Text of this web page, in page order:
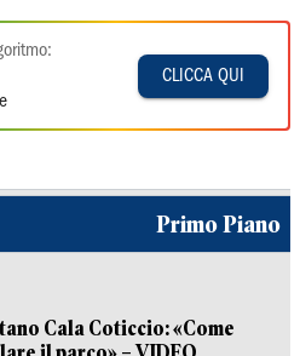
CLICCA QUI
Primo Piano
Cala Coticcio: «Come